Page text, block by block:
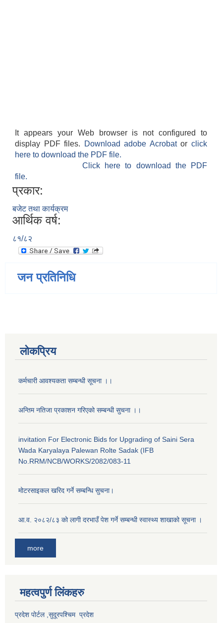
It appears your Web browser is not configured to
display PDF files.
Download adobe Acrobatorclick
here to download the PDF file.
Click here to download the PDF
file.
प्रकार:
बजेट तथा कार्यक्रम
आर्थिक वर्ष:
८१/८२
जन प्रतिनिधि
लोकप्रिय
कर्मचारी आवश्यकता सम्बन्धी सूचना ।।
अन्तिम नतिजा प्रकाशन गरिएको सम्बन्धी सुचना ।।
invitation For Electronic Bids for Upgrading of Saini Sera
Wada Karyalaya Palewan Rolte Sadak (IFB
No.RRM/NCB/WORKS/2082/083-11
मोटरसाइकल खरिद गर्ने सम्बन्धि सुचना।
आ.व. २०८२/८३ को लागी दरभाउँ पेश गर्ने सम्बन्धी स्वास्थ्य शाखाको सूचना ।
more
महत्वपुर्ण लि‌ंकहरु
प्रदेश पोर्टल ,सुदूरपश्चिम प्रदेश